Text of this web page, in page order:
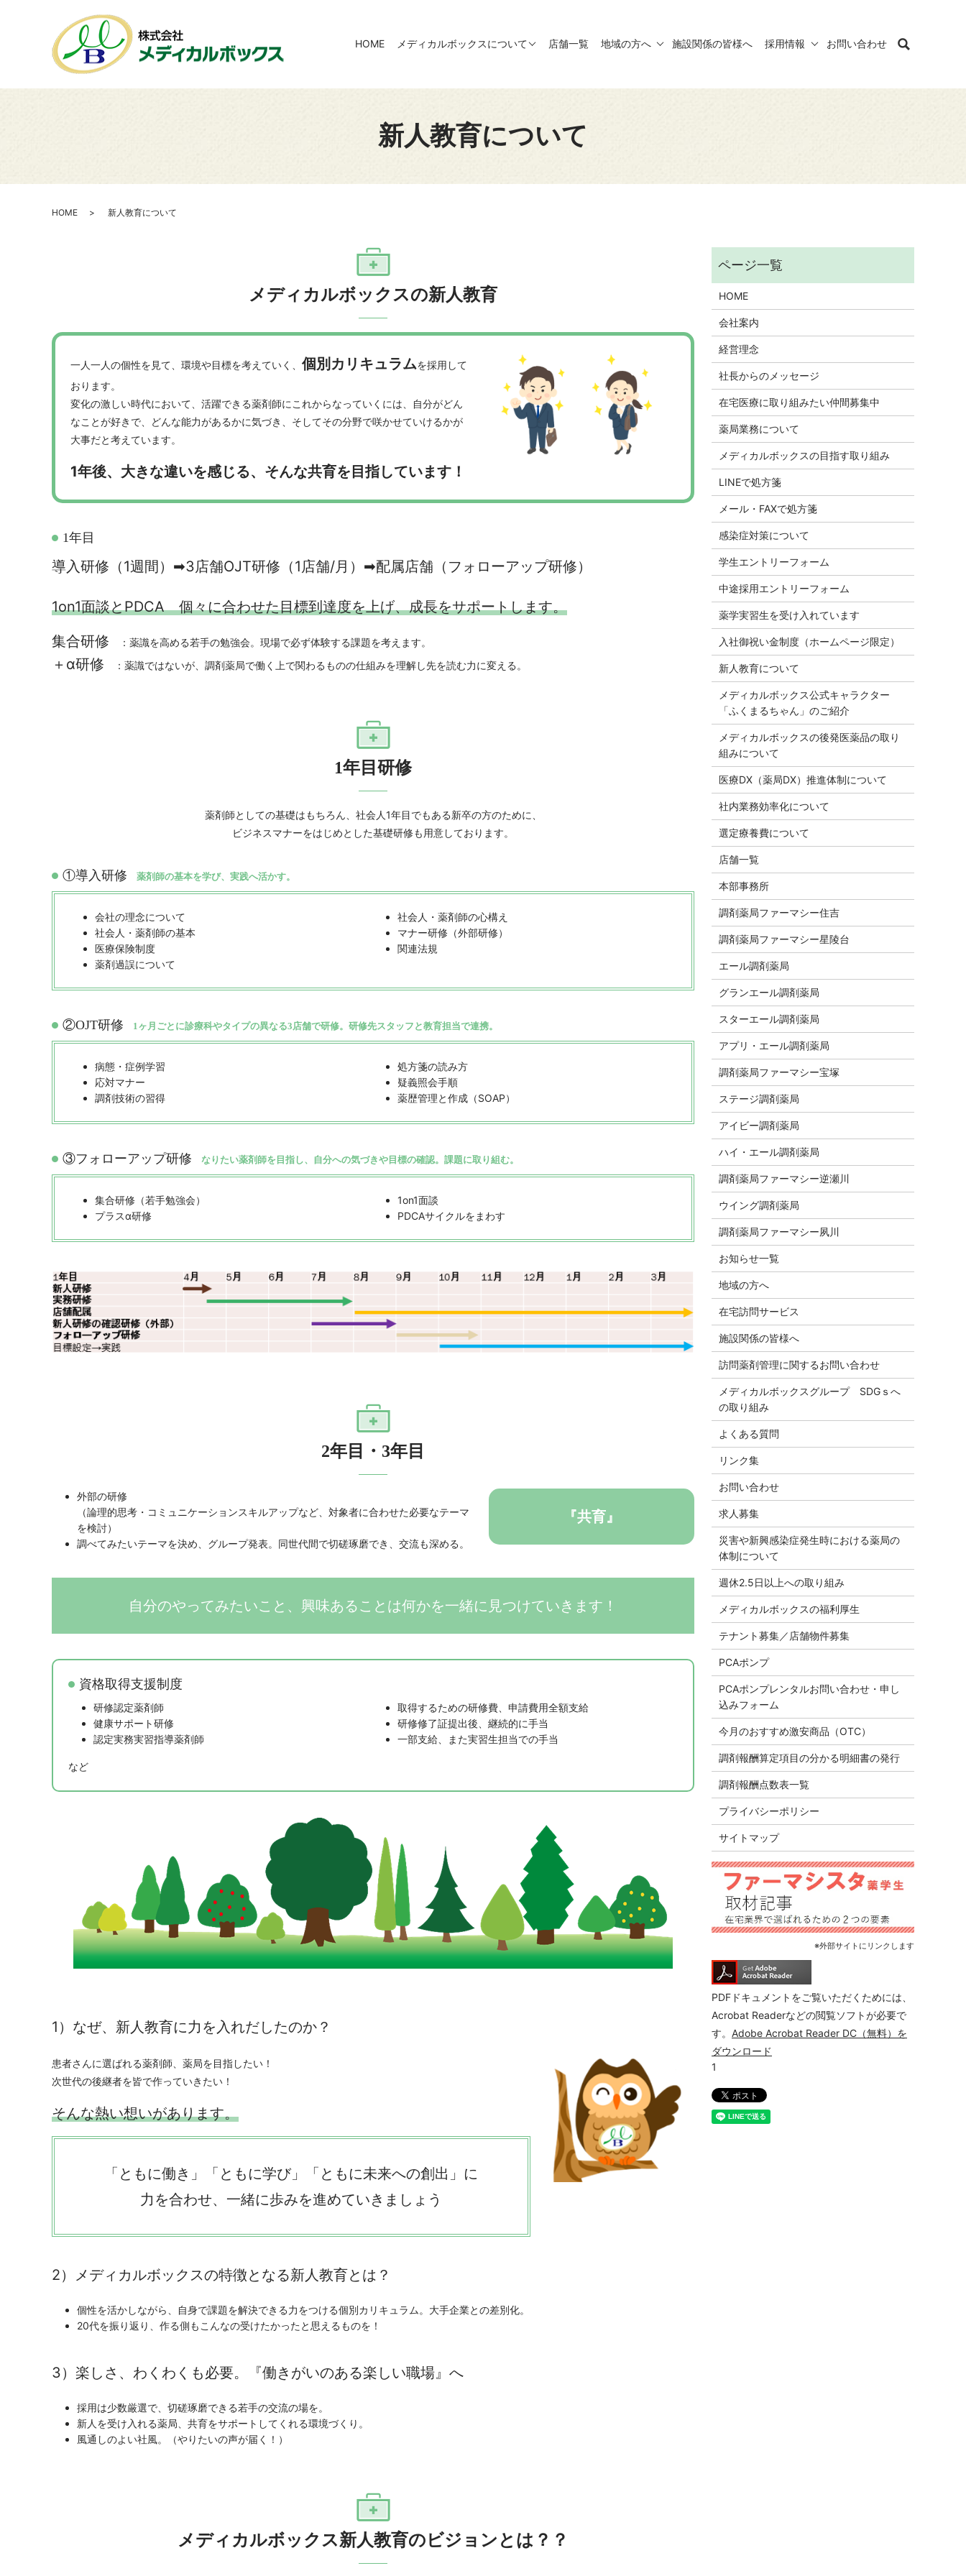
HOME メディカルボックスについて 店舗一覧 地域の方へ 施設関係の皆様へ 採用情報 お問い合わせ
新人教育について
HOME 新人教育について
メディカルボックスの新人教育
一人一人の個性を見て、環境や目標を考えていく、 個別カリキュラムを採用して
おります。
変化の激しい時代において、活躍できる薬剤師にこれからなっていくには、自分がどん
なことが好きで、どんな能力があるかに気づき、そしてその分野で咲かせていけるかが
大事だと考えています。
1年後、大きな違いを感じる、そんな共育を目指しています！
1年目
導入研修（1週間）➡3店舗OJT研修（1店舗/月）➡配属店舗（フォローアップ研修）
1on1面談とPDCA 個々に合わせた目標到達度を上げ、成長をサポートします。
集合研修 ：薬識を高める若手の勉強会。現場で必ず体験する課題を考えます。
＋α研修 ：薬識ではないが、調剤薬局で働く上で関わるものの仕組みを理解し先を読む力に変える。
1年目研修
薬剤師としての基礎はもちろん、社会人1年目でもある新卒の方のために、
ビジネスマナーをはじめとした基礎研修も用意しております。
①導入研修 薬剤師の基本を学び、実践へ活かす。
会社の理念について
社会人・薬剤師の心構え
社会人・薬剤師の基本
マナー研修（外部研修）
医療保険制度
関連法規
薬剤過誤について
②OJT研修 1ヶ月ごとに診療科やタイプの異なる3店舗で研修。研修先スタッフと教育担当で連携。
病態・症例学習
処方箋の読み方
応対マナー
疑義照会手順
調剤技術の習得
薬歴管理と作成（SOAP）
③フォローアップ研修 なりたい薬剤師を目指し、自分への気づきや目標の確認。課題に取り組む。
集合研修（若手勉強会）
1on1面談
プラスα研修
PDCAサイクルをまわす
2年目・3年目
外部の研修
（論理的思考・コミュニケーションスキルアップなど、対象者に合わせた必要なテーマ
を検討）
調べてみたいテーマを決め、グループ発表。同世代間で切磋琢磨でき、交流も深める。
『共育』
自分のやってみたいこと、興味あることは何かを一緒に見つけていきます！
資格取得支援制度
研修認定薬剤師
取得するための研修費、申請費用全額支給
健康サポート研修
研修修了証提出後、継続的に手当
認定実務実習指導薬剤師
一部支給、また実習生担当での手当
など
1）なぜ、新人教育に力を入れだしたのか？
患者さんに選ばれる薬剤師、薬局を目指したい！
次世代の後継者を皆で作っていきたい！
そんな熱い想いがあります。
「ともに働き」「ともに学び」「ともに未来への創出」に
力を合わせ、一緒に歩みを進めていきましょう
2）メディカルボックスの特徴となる新人教育とは？
個性を活かしながら、自身で課題を解決できる力をつける個別カリキュラム。大手企業との差別化。
20代を振り返り、作る側もこんなの受けたかったと思えるものを！
3）楽しさ、わくわくも必要。『働きがいのある楽しい職場』へ
採用は少数厳選で、切磋琢磨できる若手の交流の場を。
新人を受け入れる薬局、共育をサポートしてくれる環境づくり。
風通しのよい社風。（やりたいの声が届く！）
メディカルボックス新人教育のビジョンとは？？
HOME
会社案内
経営理念
社長からのメッセージ
在宅医療に取り組みたい仲間募集中
薬局業務について
メディカルボックスの目指す取り組み
LINEで処方箋
メール・FAXで処方箋
感染症対策について
学生エントリーフォーム
中途採用エントリーフォーム
薬学実習生を受け入れています
入社御祝い金制度（ホームページ限定）
新人教育について
メディカルボックス公式キャラクター
「ふくまるちゃん」のご紹介
メディカルボックスの後発医薬品の取り
組みについて
医療DX（薬局DX）推進体制について
社内業務効率化について
選定療養費について
店舗一覧
本部事務所
調剤薬局ファーマシー住吉
調剤薬局ファーマシー星陵台
エール調剤薬局
グランエール調剤薬局
スターエール調剤薬局
アプリ・エール調剤薬局
調剤薬局ファーマシー宝塚
ステージ調剤薬局
アイビー調剤薬局
ハイ・エール調剤薬局
調剤薬局ファーマシー逆瀬川
ウイング調剤薬局
調剤薬局ファーマシー夙川
お知らせ一覧
地域の方へ
在宅訪問サービス
施設関係の皆様へ
訪問薬剤管理に関するお問い合わせ
メディカルボックスグループ SDGｓへ
の取り組み
よくある質問
リンク集
お問い合わせ
求人募集
災害や新興感染症発生時における薬局の
体制について
週休2.5日以上への取り組み
メディカルボックスの福利厚生
テナント募集／店舗物件募集
PCAポンプ
PCAポンプレンタルお問い合わせ・申し
込みフォーム
今月のおすすめ激安商品（OTC）
調剤報酬算定項目の分かる明細書の発行
調剤報酬点数表一覧
プライバシーポリシー
サイトマップ
※外部サイトにリンクします
PDFドキュメントをご覧いただくためには、
Acrobat Readerなどの閲覧ソフトが必要で
す。 Adobe Acrobat Reader DC（無料）を
ダウンロード